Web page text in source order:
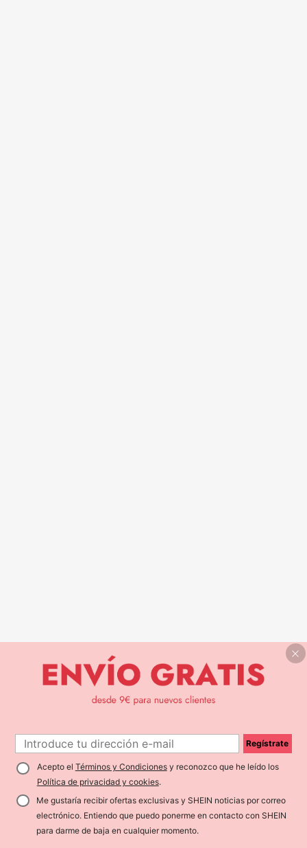
Regístrate
Acepto el Términos y Condicionesy reconozco que he leído los
Política de privacidad y cookies.
Me gustaría recibir ofertas exclusivas y SHEIN noticias por correo
electrónico. Entiendo que puedo ponerme en contacto con SHEIN
para darme de baja en cualquier momento.